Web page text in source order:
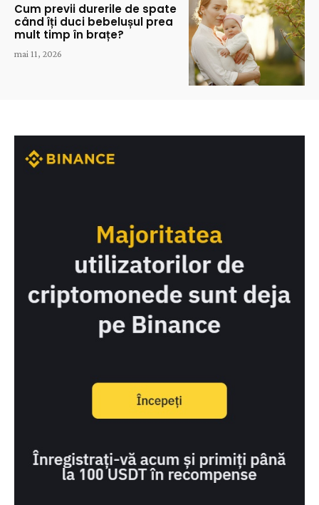
Cum previi durerile de spate
când îți duci bebelușul prea
mult timp în brațe?
mai 11, 2026